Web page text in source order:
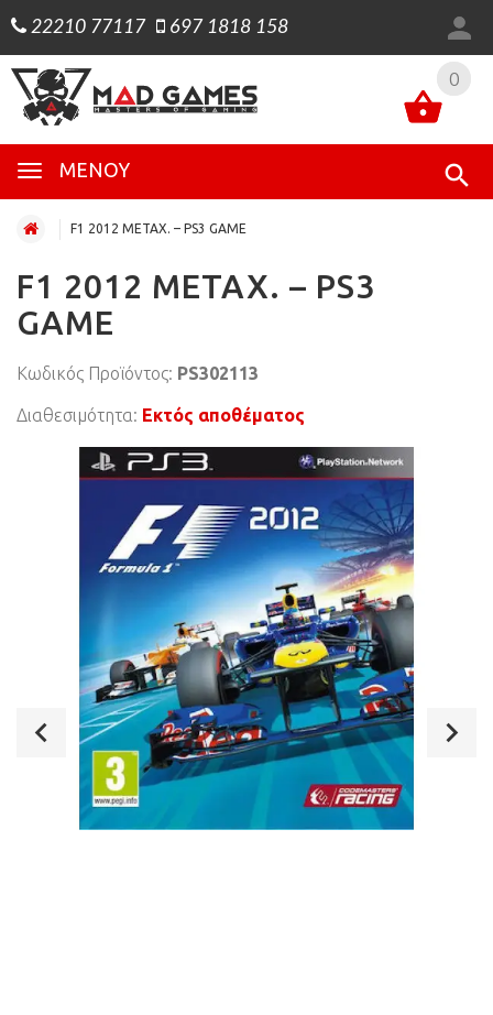
22210 77117 697 1818 158
0
ΜΕΝΟΎ
0
F1 2012 ΜΕΤΑΧ. – PS3 GAME
F1 2012 ΜΕΤΑΧ. – PS3
GAME
Κωδικός Προϊόντος: PS302113
Διαθεσιμότητα: Εκτός αποθέματος